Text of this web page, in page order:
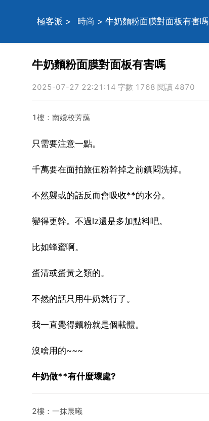
極客派 > 時尚 > 牛奶麵粉面膜對面板有害嗎
牛奶麵粉面膜對面板有害嗎
2025-07-27 22:21:14 字數 1768 閱讀 4870
1樓：南嬡校芳藹
只需要注意一點。
千萬要在面拍旅伍粉幹掉之前鎮悶洗掉。
不然襲或的話反而會吸收**的水分。
變得更幹。不過lz還是多加點料吧。
比如蜂蜜啊。
蛋清或蛋黃之類的。
不然的話只用牛奶就行了。
我一直覺得麵粉就是個載體。
沒啥用的~~~
牛奶做**有什麼壞處?
2樓：一抹晨曦